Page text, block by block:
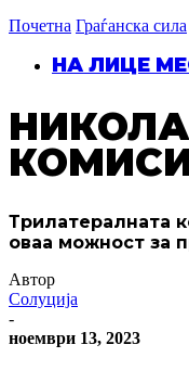
Почетна Граѓанска сила
НА ЛИЦЕ
Трилатералната
оваа можност за
Автор
Солуција
-
ноември 13, 2023